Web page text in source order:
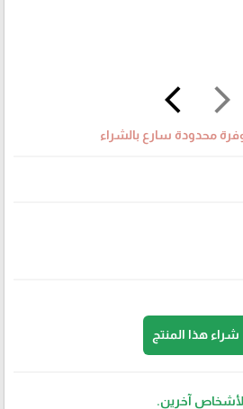
arrow_forward_ios
arrow_back_ios
محدودة سارع بالشراء
شراء هذا المنتج
لأشخاص آخرين.